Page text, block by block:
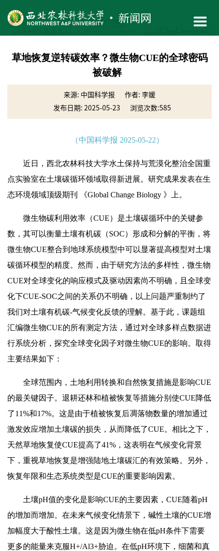
草地恢复逆转碳效率？微生物CUE的全球密码
被破解
来源: 中国科学报
作者: 李媛
发布日期: 2025-05-23
浏览次数:585
（中国科学报 2025-05-22）
近日，西北农林科技大学水土保持与荒漠化整治全国重
点实验室在土壤碳循环领域取得新进展。研究成果发表在生
态环境领域顶级期刊 《Global Change Biology 》上。
微生物碳利用效率（CUE）是土壤碳循环中的关键参
数，其可以衡量土壤有机碳（SOC）形成和分解的平衡，将
微生物CUE整合到地球系统模型中可以显著提高模型对土壤
碳循环模型的精度。然而，由于研究方法的多样性，微生物
CUE对全球变化的响应模式及驱动因素尚不明确，且全球变
化下CUE-SOC之间的关系仍不明确，以上问题严重制约了
我们对土壤有机碳-气候变化反馈的理解。基于此，课题组
汇编微生物CUE的所有测定方法，通过对全球多样点数据进
行系统分析，探究全球变化因子对微生物CUE的影响。取得
主要结果如下：
全球范围内，土地利用转换和自然恢复措施是影响CUE
的最关键因子。退耕还林和植被恢复等措施分别使CUE降低
了11%和17%。这是由于植被恢复后凋落物数量的增加通过
激发效应增加土壤碳的损失，从而降低了CUE。相比之下，
天然草地恢复使CUE提高了41%，这表明在气候变化背景
下，重视草地恢复是增强陆地土壤碳汇的有效策略。另外，
恢复年限和生态系统类型是CUE的重要影响因素。
土壤pH值的变化是影响CUE的主要因素，CUE随着pH
的增加而增加。在未来气候变化情景下，碱性土壤的CUE增
加幅度大于酸性土壤。这是因为微生物在低pH条件下需要
更多的能量来克服H+/Al3+胁迫。在低pH环境下，细菌和真